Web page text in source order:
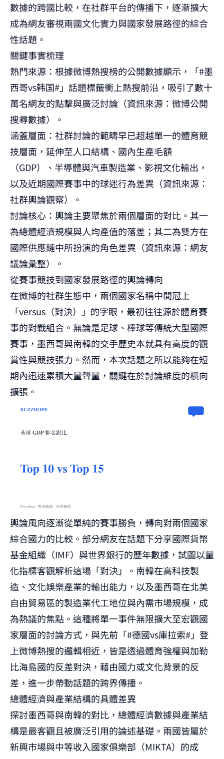
數據的跨國比較，在社群平台的傳播下，逐漸擴大
成為網友審視兩國文化實力與國家發展路徑的綜合
性話題。
關鍵事實梳理
熱門來源：根據微博熱搜榜的公開數據顯示，「#墨
西哥vs韩国#」話題標籤衝上熱搜前沿，吸引了數十
萬名網友的點擊與廣泛討論（資訊來源：微博公開
搜尋數據）。
涵蓋層面：社群討論的範疇早已超越單一的體育競
技層面，延伸至人口結構、國內生產毛額
（GDP）、半導體與汽車製造業、影視文化輸出，
以及近期國際賽事中的球迷行為差異（資訊來源：
社群輿論觀察）。
討論核心：輿論主要聚焦於兩個層面的對比。其一
為總體經濟規模與人均產值的落差；其二為雙方在
國際供應鏈中所扮演的角色差異（資訊來源：網友
議論彙整）。
從賽事競技到國家發展路徑的輿論轉向
在微博的社群生態中，兩個國家名稱中間冠上
「versus（對決）」的字眼，最初往往源於體育賽
事的對戰組合。無論是足球、棒球等傳統大型國際
賽事，墨西哥與南韓的交手歷史本就具有高度的觀
賞性與競技張力。然而，本次話題之所以能夠在短
期內迅速累積大量聲量，關鍵在於討論維度的橫向
擴張。
輿論風向逐漸從單純的賽事勝負，轉向對兩個國家
綜合國力的比較。部分網友在話題下分享國際貨幣
基金組織（IMF）與世界銀行的歷年數據，試圖以量
化指標客觀解析這場「對決」。南韓在高科技製
造、文化娛樂產業的輸出能力，以及墨西哥在北美
自由貿易區的製造業代工地位與內需市場規模，成
為熱議的焦點。這種將單一事件無限擴大至宏觀國
家層面的討論方式，與先前「#德國vs庫拉索#」登
上微博熱搜的邏輯相近，皆是透過體育強權與加勒
比海島國的反差對決 ，藉由國力或文化背景的反
差，進一步帶動話題的跨界傳播。
總體經濟與產業結構的具體差異
探討墨西哥與南韓的對比，總體經濟數據與產業結
構是最客觀且被廣泛引用的論述基礎。兩國皆屬於
新興市場與中等收入國家俱樂部（MIKTA）的成